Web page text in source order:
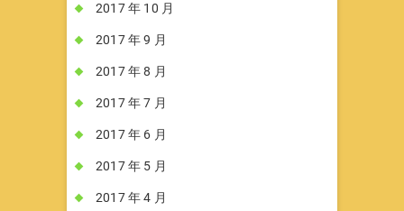
2017 年 10 月
2017 年 9 月
2017 年 8 月
2017 年 7 月
2017 年 6 月
2017 年 5 月
2017 年 4 月